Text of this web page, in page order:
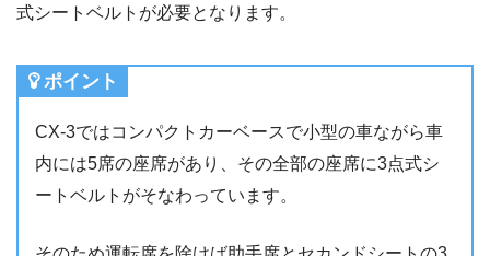
式シートベルトが必要となります。
ポイント
CX-3ではコンパクトカーベースで小型の車ながら車
内には5席の座席があり、その全部の座席に3点式シ
ートベルトがそなわっています。